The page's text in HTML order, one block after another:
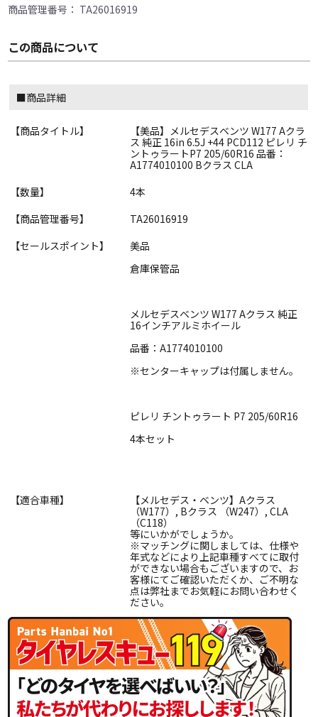
商品管理番号： TA26016919
この商品について
■商品詳細
【商品タイトル】
【美品】メルセデスベンツ W177 Aクラ
ス 純正 16in 6.5J +44 PCD112 ピレリ チ
ントゥラートP7 205/60R16 品番：
A1774010100 Bクラス CLA
【数量】
4本
【商品管理番号】
TA26016919
【セールスポイント】
美品
倉庫保管品
メルセデスベンツ W177 Aクラス 純正
16インチアルミホイール
品番：A1774010100
※センターキャップは付属しません。
ピレリ チントゥラート P7 205/60R16
4本セット
【適合車種】
【メルセデス・ベンツ】Aクラス
（W177）, Bクラス （W247）, CLA
（C118）
等にいかがでしょうか。
※マッチングに関しましては、仕様や
年式などにより上記車種すべてに取付
ができない場合もございますので、お
客様にてご確認いただくか、ご不明な
点は弊社までお気軽にお問い合わせく
ださい。